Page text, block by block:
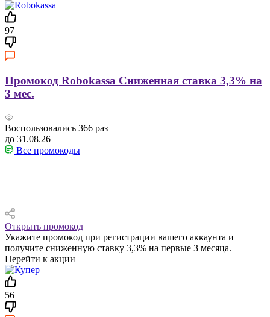
97
Промокод Robokassa Сниженная ставка 3,3% на
3 мес.
Воспользовались 366 раз
до 31.08.26
Все промокоды
Открыть промокод
Укажите промокод при регистрации вашего аккаунта и
получите сниженную ставку 3,3% на первые 3 месяца.
Перейти к акции
56